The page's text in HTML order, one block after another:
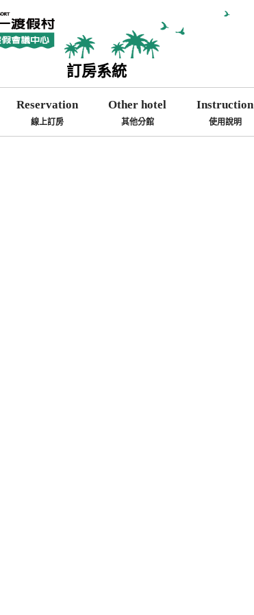
訂房系統
Reservation
線上訂房
Other hotel
其他分館
Instruction
使用說明